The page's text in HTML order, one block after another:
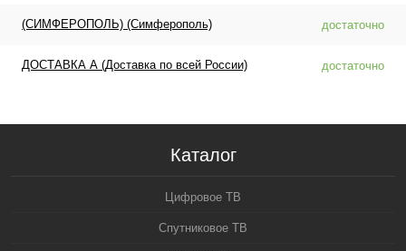
(СИМФЕРОПОЛЬ) (Симферополь) достаточно
ДОСТАВКА А (Доставка по всей России) достаточно
Каталог
Цифровое ТВ
Спутниковое ТВ